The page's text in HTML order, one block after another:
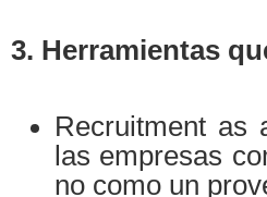
3. Herramientas
Recruitment as
las empresas
no como un